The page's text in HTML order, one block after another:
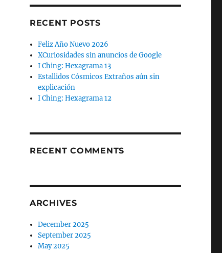
RECENT POSTS
Feliz Año Nuevo 2026
XCuriosidades sin anuncios de Google
I Ching: Hexagrama 13
Estallidos Cósmicos Extraños aún sin
explicación
I Ching: Hexagrama 12
RECENT COMMENTS
ARCHIVES
December 2025
September 2025
May 2025